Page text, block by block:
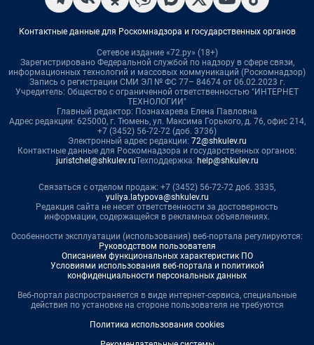
Контактные данные для Роскомнадзора и государственных органов
Сетевое издание «72.ру» (18+)
Зарегистрировано Федеральной службой по надзору в сфере связи,
информационных технологий и массовых коммуникаций (Роскомнадзор)
Запись о регистрации СМИ ЭЛ № ФС 77– 84674 от 06.02.2023 г.
Учредитель: Общество с ограниченной ответственностью "ИНТЕРНЕТ
ТЕХНОЛОГИИ"
Главный редактор: Познахарева Елена Павловна
Адрес редакции: 625000, г. Тюмень, ул. Максима Горького, д. 76, офис 214,
+7 (3452) 56-72-72 (доб. 3736)
Электронный адрес редакции: 72@shkulev.ru
Контактные данные для Роскомнадзора и государственных органов:
juristchel@shkulev.ruТехподдержка: help@shkulev.ru
Связаться с отделом продаж: +7 (3452) 56-72-72 доб. 3335,
yuliya.latypova@shkulev.ru
Редакция сайта не несет ответственности за достоверность
информации, содержащейся в рекламных объявлениях.
Особенности эксплуатации (использования) веб-портала регулируются:
Руководством пользователя
Описанием функциональных характеристик ПО
Условиями использования веб-портала и политикой
конфиденциальности персональных данных
Веб-портал распространяется в виде интернет-сервиса, специальные
действия по установке на стороне пользователя не требуются
Политика использования cookies